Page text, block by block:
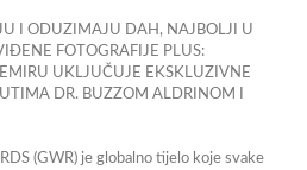
I ODUZIMAJU DAH, NAJBOLJI U
FOTOGRAFIJE PLUS:
UKLJUČUJE EKSKLUZIVNE
DR. BUZZOM ALDRINOM I
(GWR) je globalno tijelo koje svake